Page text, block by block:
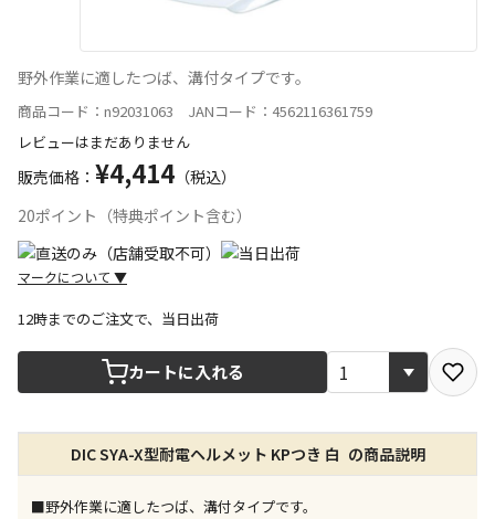
野外作業に適したつば、溝付タイプです。
商品コード：n92031063 JANコード：4562116361759
レビューはまだありません
販売価格： ¥4,414 （税込）
20ポイント（特典ポイント含む）
マークについて ▼
宅配や店舗受取を選択できる商品です
店舗のみで受取できる商品です（宅配便でのお届けが
できません）
※同時購入の商品は、全て同じ店舗での受取となりま
す
12時までのご注文で、当日出荷
カートに入れる
DIC SYA-X型耐電ヘルメット KPつき 白 の商品説明
■野外作業に適したつば、溝付タイプです。